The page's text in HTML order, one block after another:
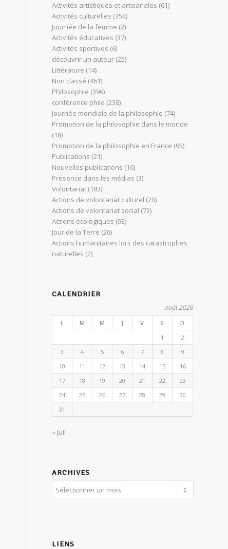
Activités artistiques et artisanales (61)
Activités culturelles (354)
Journée de la femme (2)
Activités éducatives (37)
Activités sportives (6)
découvrir un auteur (25)
Littérature (14)
Non classé (461)
Philosophie (396)
conférence philo (238)
Journée mondiale de la philosophie (74)
Promotion de la philosophie dans le monde
(18)
Promotion de la philosophie en France (95)
Publications (21)
Nouvelles publications (16)
Présence dans les médias (3)
Volontariat (183)
Actions de volontariat culturel (20)
Actions de volontariat social (73)
Actions écologiques (93)
Jour de la Terre (26)
Actions humanitaires lors des catastrophes
naturelles (2)
CALENDRIER
août 2026
L M M J V S
D
1
2
3
4 5 6 7 8
9
10
11 12 13 14 15
16
17
18 19 20 21 22
23
24
25 26 27 28 29
30
31
« Juil
ARCHIVES
LIENS